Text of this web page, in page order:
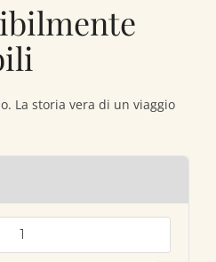
La storia vera di un viaggio